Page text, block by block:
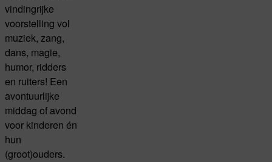
vindingrijke
voorstelling vol
muziek, zang,
dans, magie,
humor, ridders
en ruiters! Een
avontuurlijke
middag of avond
voor kinderen én
hun
(groot)ouders.